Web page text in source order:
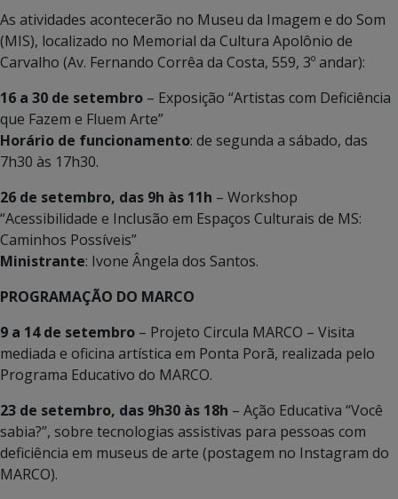
As atividades acontecerão no Museu da Imagem e do Som
(MIS), localizado no Memorial da Cultura Apolônio de
Carvalho (Av. Fernando Corrêa da Costa, 559, 3º andar):
16 a 30 de setembro – Exposição “Artistas com Deficiência
que Fazem e Fluem Arte”
Horário de funcionamento: de segunda a sábado, das
7h30 às 17h30.
26 de setembro, das 9h às 11h – Workshop
“Acessibilidade e Inclusão em Espaços Culturais de MS:
Caminhos Possíveis”
Ministrante: Ivone Ângela dos Santos.
PROGRAMAÇÃO DO MARCO
9 a 14 de setembro – Projeto Circula MARCO – Visita
mediada e oficina artística em Ponta Porã, realizada pelo
Programa Educativo do MARCO.
23 de setembro, das 9h30 às 18h – Ação Educativa “Você
sabia?”, sobre tecnologias assistivas para pessoas com
deficiência em museus de arte (postagem no Instagram do
MARCO).